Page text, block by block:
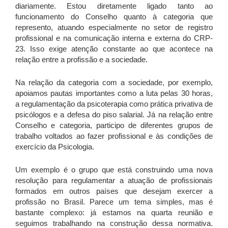
diariamente. Estou diretamente ligado tanto ao
funcionamento do Conselho quanto à categoria que
represento, atuando especialmente no setor de registro
profissional e na comunicação interna e externa do CRP-
23. Isso exige atenção constante ao que acontece na
relação entre a profissão e a sociedade.
Na relação da categoria com a sociedade, por exemplo,
apoiamos pautas importantes como a luta pelas 30 horas,
a regulamentação da psicoterapia como prática privativa de
psicólogos e a defesa do piso salarial. Já na relação entre
Conselho e categoria, participo de diferentes grupos de
trabalho voltados ao fazer profissional e às condições de
exercício da Psicologia.
Um exemplo é o grupo que está construindo uma nova
resolução para regulamentar a atuação de profissionais
formados em outros países que desejam exercer a
profissão no Brasil. Parece um tema simples, mas é
bastante complexo: já estamos na quarta reunião e
seguimos trabalhando na construção dessa normativa.